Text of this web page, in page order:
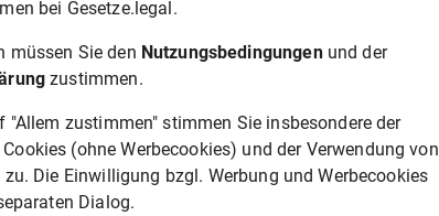
ein Grund vorliegt, der geeignet ist, Misstrauen
bei Gesetze.legal.
müssen Sie den Nutzungsbedingungenund der
zustimmen.
"Allem zustimmen" stimmen Sie insbesondere der
(ohne Werbecookies) und der Verwendung von
Die Einwilligung bzgl. Werbung und Werbecookies
Dialog.